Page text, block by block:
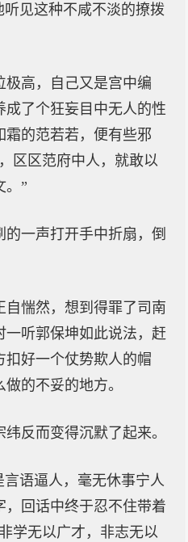
见这种不咸不淡的撩拨
极高，自己又是宫中编
了个狂妄目中无人的性
霜的范若若，便有些邪
区区范府中人，就敢以
。”
一声打开手中折扇，倒
自惴然，想到得罪了司南
听郭保坤如此说法，赶
扣好一个仗势欺人的帽
的不妥的地方。
反而变得沉默了起来。
言语逼人，毫无休事宁人
，回话中终于忍不住带着
学无以广才，非志无以